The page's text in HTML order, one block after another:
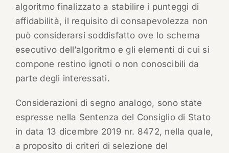
algoritmo finalizzato a stabilire i punteggi di
affidabilità, il requisito di consapevolezza non
può considerarsi soddisfatto ove lo schema
esecutivo dell’algoritmo e gli elementi di cui si
compone restino ignoti o non conoscibili da
parte degli interessati.
Considerazioni di segno analogo, sono state
espresse nella Sentenza del Consiglio di Stato
in data 13 dicembre 2019 nr. 8472, nella quale,
a proposito di criteri di selezione del